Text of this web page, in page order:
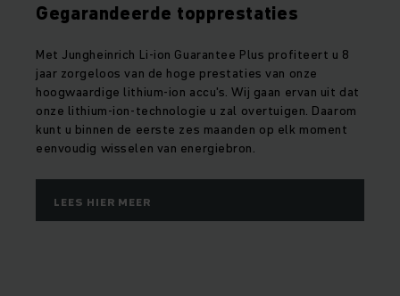
Gegarandeerde topprestaties
Met Jungheinrich Li-ion Guarantee Plus profiteert u 8
jaar zorgeloos van de hoge prestaties van onze
hoogwaardige lithium-ion accu's. Wij gaan ervan uit dat
onze lithium-ion-technologie u zal overtuigen. Daarom
kunt u binnen de eerste zes maanden op elk moment
eenvoudig wisselen van energiebron.
LEES HIER MEER